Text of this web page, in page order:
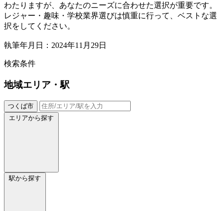
わたりますが、あなたのニーズに合わせた選択が重要です。
レジャー・趣味・学校業界選びは慎重に行って、ベストな選
択をしてください。
執筆年月日：2024年11月29日
検索条件
地域エリア・駅
つくば市
エリアから探す
駅から探す